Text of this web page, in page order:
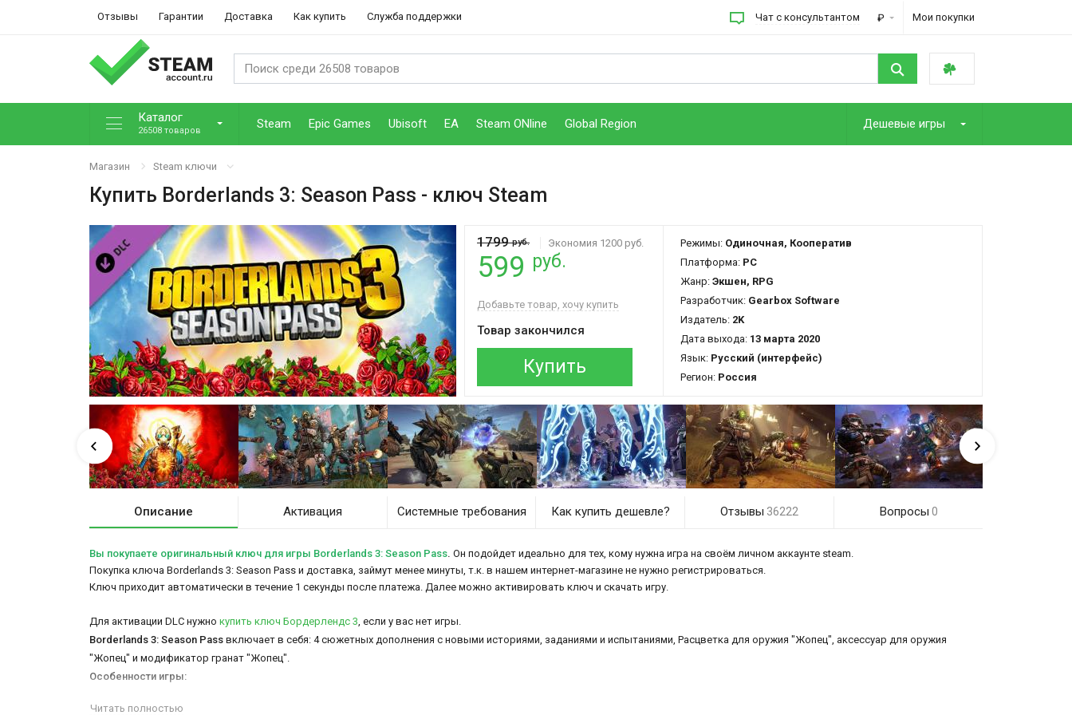
Отзывы Гарантии Доставка Как купить Служба поддержки Чат с консультантом ₽ Мои покупки
Каталог
26508 товаров Steam Epic Games Ubisoft EA Steam ONline Global Region Дешевые игры
Магазин Steam ключи
Купить Borderlands 3: Season Pass - ключ Steam
1799руб. Экономия 1200 руб.
599 руб.
Добавьте товар, хочу купить
Товар закончился
Купить
Режимы: Одиночная, Кооператив
Платформа: PC
Жанр: Экшен, RPG
Разработчик: Gearbox Software
Издатель: 2K
Дата выхода: 13 марта 2020
Язык: Русский (интерфейс)
Регион: Россия
Описание Активация Системные требования Как купить дешевле? Отзывы 36222 Вопросы 0
Вы покупаете оригинальный ключ для игры Borderlands 3: Season Pass. Он подойдет идеально для тех, кому нужна игра на своём личном аккаунте steam.
Покупка ключа Borderlands 3: Season Pass и доставка, займут менее минуты, т.к. в нашем интернет-магазине не нужно регистрироваться.
Ключ приходит автоматически в течение 1 секунды после платежа. Далее можно активировать ключ и скачать игру.
Для активации DLC нужно купить ключ Бордерлендс 3 , если у вас нет игры.
Borderlands 3: Season Pass включает в себя: 4 сюжетных дополнения с новыми историями, заданиями и испытаниями, Расцветка для оружия "Жопец", аксессуар для оружия
"Жопец" и модификатор гранат "Жопец".
Особенности игры:
Читать полностью